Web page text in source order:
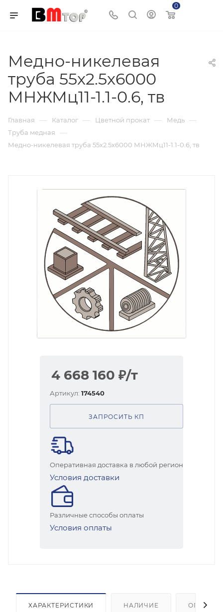
0
Медно-никелевая
труба 55x2.5x6000
МНЖМц11-1.1-0.6, тв
Главная — Каталог — Цветной прокат — Медь —
Труба медная —
Медно-никелевая труба 55x2.5x6000 МНЖМц11-1.1-0.6, тв
4 668 160 ₽/т
Артикул: 174540
ЗАПРОСИТЬ КП
Оперативная доставка в любой регион
Условия доставки
Различные способы оплаты
Условия оплаты
ХАРАКТЕРИСТИКИ НАЛИЧИЕ ОПЛАТА